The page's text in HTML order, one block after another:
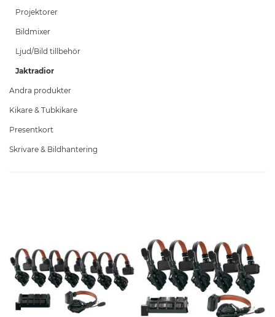
Projektorer
Bildmixer
Ljud/Bild tillbehör
Jaktradior
Andra produkter
Kikare & Tubkikare
Presentkort
Skrivare & Bildhantering